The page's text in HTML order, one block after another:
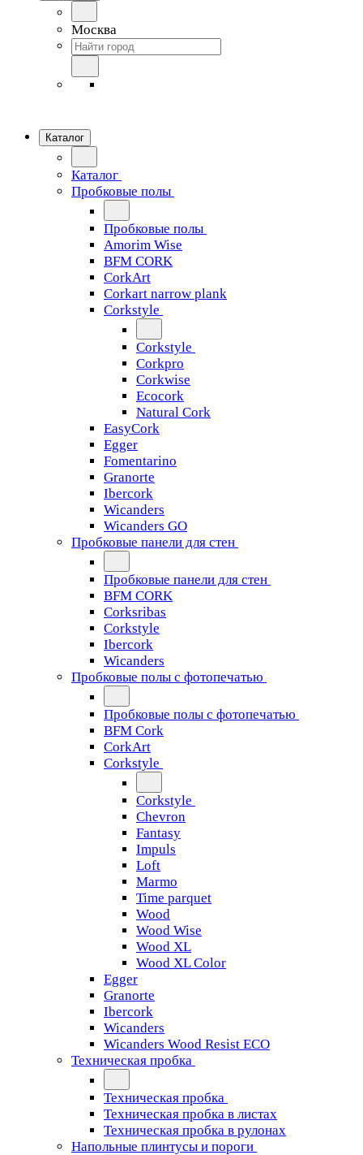
Москва
Каталог
Каталог
Пробковые полы
Пробковые полы
Amorim Wise
BFM CORK
CorkArt
Corkart narrow plank
Corkstyle
Corkstyle
Corkpro
Corkwise
Ecocork
Natural Cork
EasyCork
Egger
Fomentarino
Granorte
Ibercork
Wicanders
Wicanders GO
Пробковые панели для стен
Пробковые панели для стен
BFM CORK
Corksribas
Corkstyle
Ibercork
Wicanders
Пробковые полы с фотопечатью
Пробковые полы с фотопечатью
BFM Cork
CorkArt
Corkstyle
Corkstyle
Chevron
Fantasy
Impuls
Loft
Marmo
Time parquet
Wood
Wood Wise
Wood XL
Wood XL Color
Egger
Granorte
Ibercork
Wicanders
Wicanders Wood Resist ECO
Техническая пробка
Техническая пробка
Техническая пробка в листах
Техническая пробка в рулонах
Напольные плинтусы и пороги